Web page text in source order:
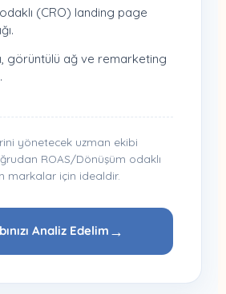
(CRO) landing page
görüntülü ağ ve remarketing
yönetecek uzman ekibi
ROAS/Dönüşüm odaklı
markalar için idealdir.
Analiz Edelim